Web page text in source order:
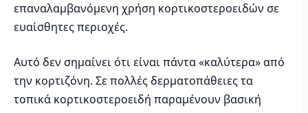
επαναλαμβανόμενη χρήση κορτικοστεροειδών σε
ευαίσθητες περιοχές.
Αυτό δεν σημαίνει ότι είναι πάντα «καλύτερα» από
την κορτιζόνη. Σε πολλές δερματοπάθειες τα
τοπικά κορτικοστεροειδή παραμένουν βασική